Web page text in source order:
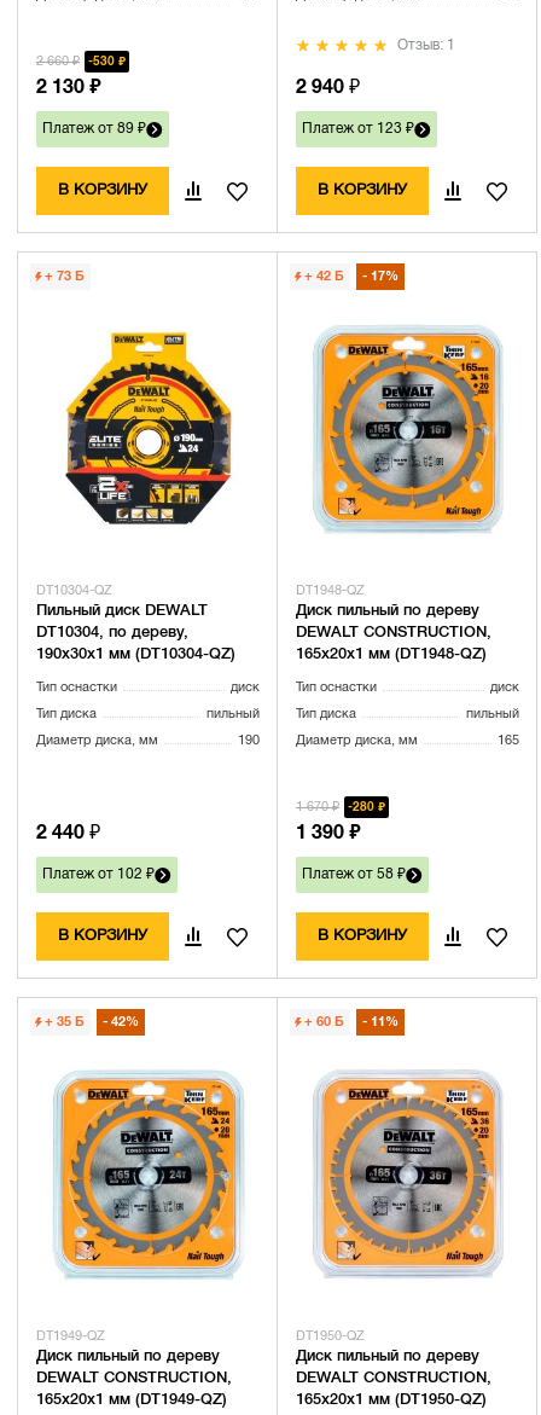
2 660 ₽ 530 ₽
2 130 ₽
Платеж от 89 ₽
В КОРЗИНУ
Отзыв: 1
2 940 ₽
Платеж от 123 ₽
В КОРЗИНУ
+ 73 Б
DT10304-QZ
Пильный диск DEWALT
DT10304, по дереву,
190х30х1 мм (DT10304-QZ)
Тип оснастки диск
Тип диска пильный
Диаметр диска, мм 190
2 440 ₽
Платеж от 102 ₽
В КОРЗИНУ
+ 42 Б 17%
DT1948-QZ
Диск пильный по дереву
DEWALT CONSTRUCTION,
165х20х1 мм (DT1948-QZ)
Тип оснастки диск
Тип диска пильный
Диаметр диска, мм 165
1 670 ₽ 280 ₽
1 390 ₽
Платеж от 58 ₽
В КОРЗИНУ
+ 35 Б 42%
DT1949-QZ
Диск пильный по дереву
DEWALT CONSTRUCTION,
165х20х1 мм (DT1949-QZ)
+ 60 Б 11%
DT1950-QZ
Диск пильный по дереву
DEWALT CONSTRUCTION,
165х20х1 мм (DT1950-QZ)